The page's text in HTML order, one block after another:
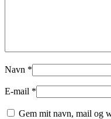
Navn *
E-mail *
Gem mit navn, mail og